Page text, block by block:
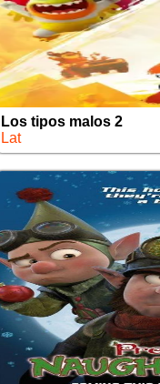
Los tipos malos 2
Lat